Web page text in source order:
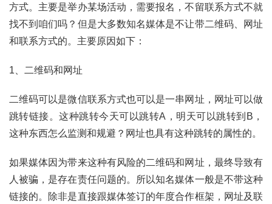
方式。主要是举办某场活动，需要报名，不留联系方式不就
找不到咱们吗？但是大多数知名媒体是不让带二维码、网址
和联系方式的。主要原因如下：
1、二维码和网址
二维码可以是微信联系方式也可以是一串网址，网址可以做
跳转链接。这种跳转今天可以跳转A，明天可以跳转到B，
这种东西怎么监测和规避？网址也具有这种跳转的属性的。
如果媒体因为带来这种有风险的二维码和网址，最终导致有
人被骗，是存在责任问题的。所以知名媒体一般是不带这种
链接的。除非是直接跟媒体签订的年度合作框架，网址及联